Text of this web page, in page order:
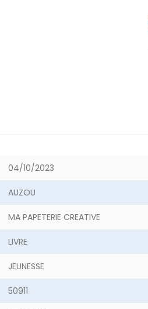
04/10/2023
AUZOU
MA PAPETERIE CREATIVE
LIVRE
JEUNESSE
50911